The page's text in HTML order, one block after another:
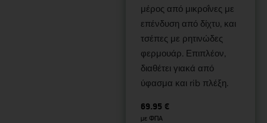
μέρος από μικροΐνες με
επένδυση από δίχτυ, και
τσέπες με ρητινώδες
φερμουάρ. Επιπλέον,
διαθέτει γιακά από
ύφασμα και rib πλέξη.
69.95 €
με ΦΠΑ